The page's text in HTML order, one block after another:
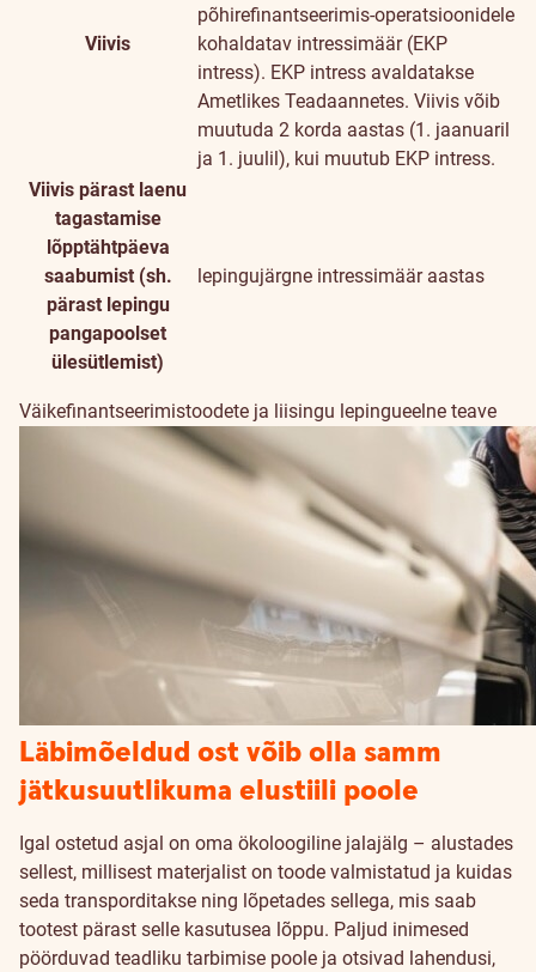
Viivis
põhirefinantseerimis-operatsioonidele
kohaldatav intressimäär (EKP
intress). EKP intress avaldatakse
Ametlikes Teadaannetes. Viivis võib
muutuda 2 korda aastas (1. jaanuaril
ja 1. juulil), kui muutub EKP intress.
Viivis pärast laenu
tagastamise
lõpptähtpäeva
saabumist (sh.
pärast lepingu
pangapoolset
ülesütlemist)
lepingujärgne intressimäär aastas
Väikefinantseerimistoodete ja liisingu lepingueelne teave
Läbimõeldud ost võib olla samm
jätkusuutlikuma elustiili poole
Igal ostetud asjal on oma ökoloogiline jalajälg – alustades
sellest, millisest materjalist on toode valmistatud ja kuidas
seda transporditakse ning lõpetades sellega, mis saab
tootest pärast selle kasutusea lõppu. Paljud inimesed
pöörduvad teadliku tarbimise poole ja otsivad lahendusi,